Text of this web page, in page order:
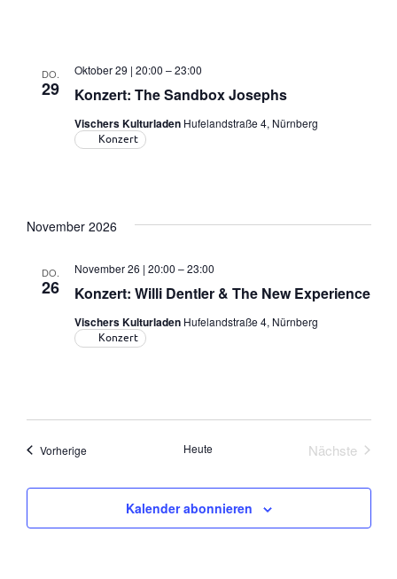
DO.
29 Konzert: The Sandbox Josephs
Oktober 29 | 20:00 –23:00
Vischers Kulturladen Hufelandstraße 4, Nürnberg
Konzert
November 2026
DO.
26 Konzert: Willi Dentler & The New Experience
November 26 | 20:00 –23:00
Vischers Kulturladen Hufelandstraße 4, Nürnberg
Konzert
VorherigeVeranstaltungen Heute
Nächste
Kalender abonnieren